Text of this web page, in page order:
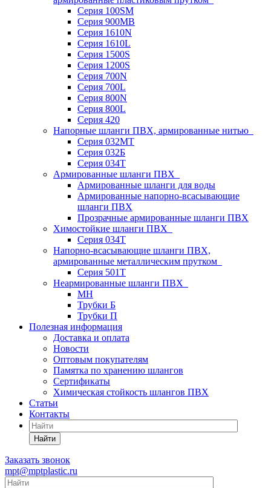
Серия 100SM
Серия 900MB
Серия 1610N
Серия 1610L
Серия 1500S
Серия 1200S
Серия 700N
Серия 700L
Серия 800N
Серия 800L
Серия 420
Напорные шланги ПВХ, армированные нитью
Серия 032МТ
Серия 032Б
Серия 034Т
Армированные шланги ПВХ
Армированные шланги для воды
Армированные напорно-всасывающие
шланги ПВХ
Прозрачные армированные шланги ПВХ
Химостойкие шланги ПВХ
Серия 034Т
Напорно-всасывающие шланги ПВХ,
армированные металлическим прутком
Серия 501T
Неармированные шланги ПВХ
МН
Трубки Б
Трубки П
Полезная информация
Доставка и оплата
Новости
Оптовым покупателям
Памятка по хранению шлангов
Сертификаты
Химическая стойкость шлангов ПВХ
Статьи
Контакты
Найти
Заказать звонок
mpt@mptplastic.ru